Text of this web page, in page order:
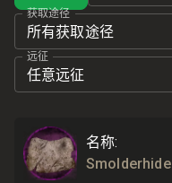
获取途径
所有获取途径
远征
任意远征
名称:
Smolderhide